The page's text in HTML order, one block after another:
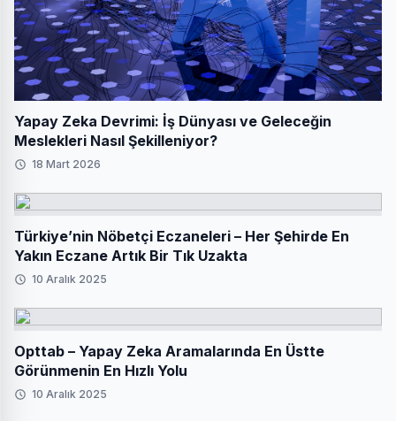
Yapay Zeka Devrimi: İş Dünyası ve Geleceğin
Meslekleri Nasıl Şekilleniyor?
18 Mart 2026
Türkiye’nin Nöbetçi Eczaneleri – Her Şehirde En
Yakın Eczane Artık Bir Tık Uzakta
10 Aralık 2025
Opttab – Yapay Zeka Aramalarında En Üstte
Görünmenin En Hızlı Yolu
10 Aralık 2025